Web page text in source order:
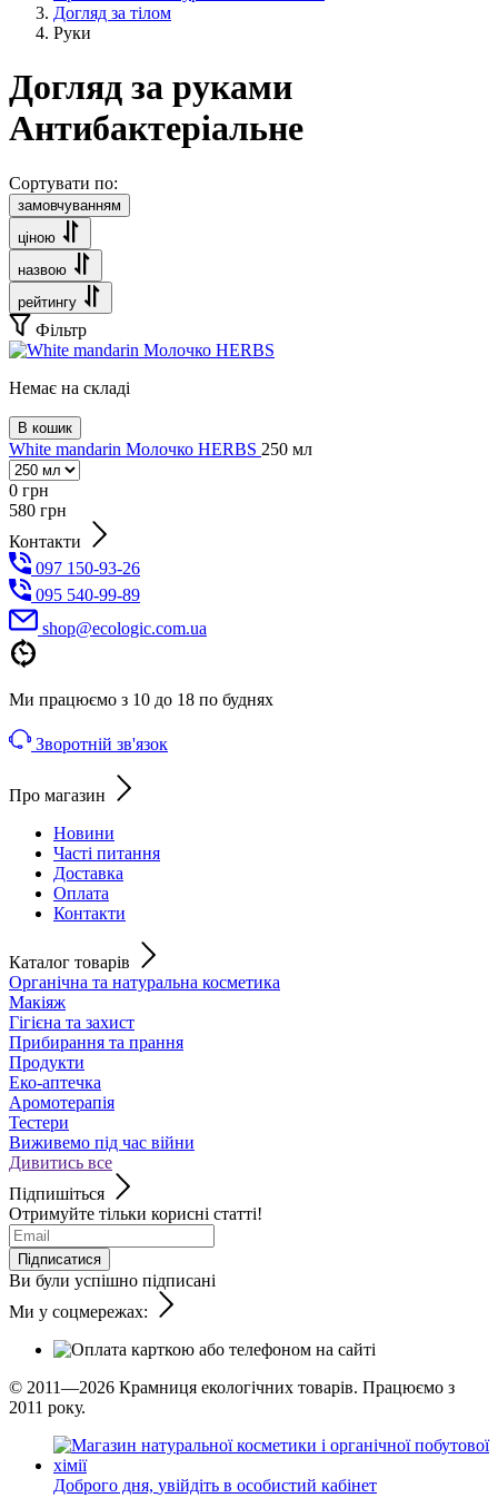
Догляд за тілом
Руки
Догляд за руками
Антибактеріальне
Сортувати по:
замовчуванням
ціною
назвою
рейтингу
Фільтр
Немає на складі
В кошик
White mandarin Молочко HERBS 250 мл
0 грн
580 грн
Контакти
097 150-93-26
095 540-99-89
shoр@ecologic.com.ua
Ми працюємо з 10 до 18 по буднях
Зворотній зв'язок
Про магазин
Новини
Часті питання
Доставка
Оплата
Контакти
Каталог товарів
Органічна та натуральна косметика
Макіяж
Гігієна та захист
Прибирання та прання
Продукти
Еко-аптечка
Аромотерапія
Тестери
Виживемо під час війни
Дивитись все
Підпишіться
Отримуйте тільки корисні статті!
Підписатися
Ви були успішно підписані
Ми у соцмережах:
© 2011—2026 Крамниця екологічних товарів. Працюємо з
2011 року.
Доброго дня, увійдіть в особистий кабінет